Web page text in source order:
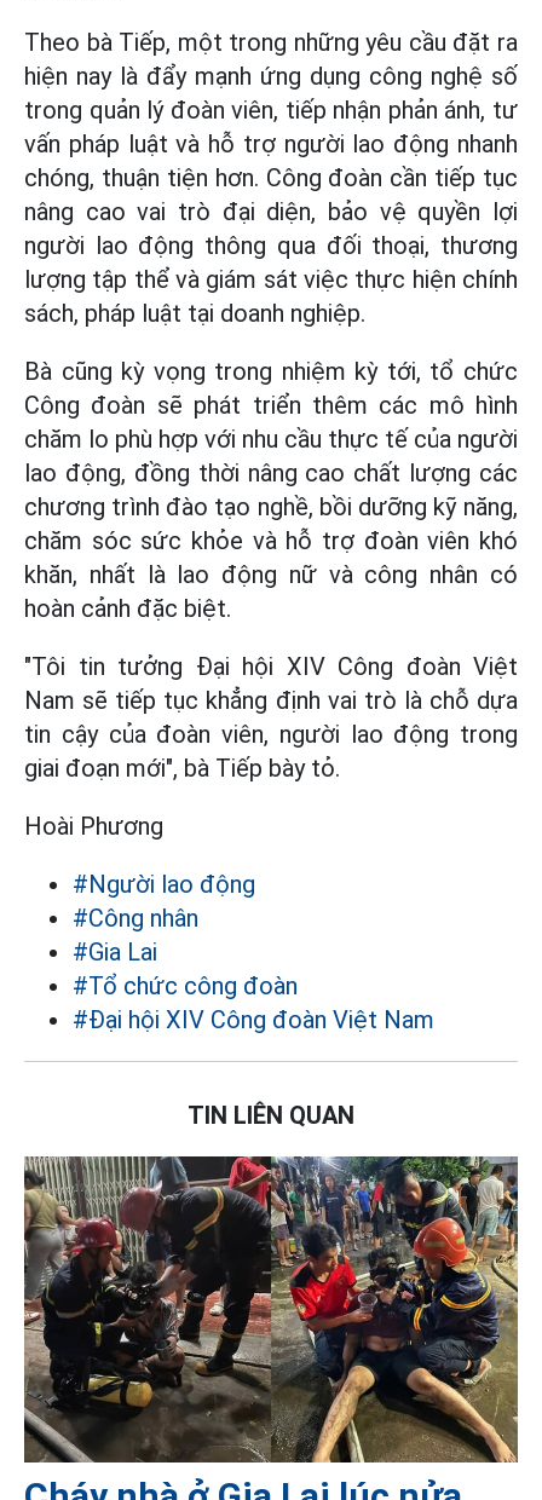
Theo bà Tiếp, một trong những yêu cầu đặt ra
hiện nay là đẩy mạnh ứng dụng công nghệ số
trong quản lý đoàn viên, tiếp nhận phản ánh, tư
vấn pháp luật và hỗ trợ người lao động nhanh
chóng, thuận tiện hơn. Công đoàn cần tiếp tục
nâng cao vai trò đại diện, bảo vệ quyền lợi
người lao động thông qua đối thoại, thương
lượng tập thể và giám sát việc thực hiện chính
sách, pháp luật tại doanh nghiệp.
Bà cũng kỳ vọng trong nhiệm kỳ tới, tổ chức
Công đoàn sẽ phát triển thêm các mô hình
chăm lo phù hợp với nhu cầu thực tế của người
lao động, đồng thời nâng cao chất lượng các
chương trình đào tạo nghề, bồi dưỡng kỹ năng,
chăm sóc sức khỏe và hỗ trợ đoàn viên khó
khăn, nhất là lao động nữ và công nhân có
hoàn cảnh đặc biệt.
"Tôi tin tưởng Đại hội XIV Công đoàn Việt
Nam sẽ tiếp tục khẳng định vai trò là chỗ dựa
tin cậy của đoàn viên, người lao động trong
giai đoạn mới", bà Tiếp bày tỏ.
Hoài Phương
#Người lao động
#Công nhân
#Gia Lai
#Tổ chức công đoàn
#Đại hội XIV Công đoàn Việt Nam
TIN LIÊN QUAN